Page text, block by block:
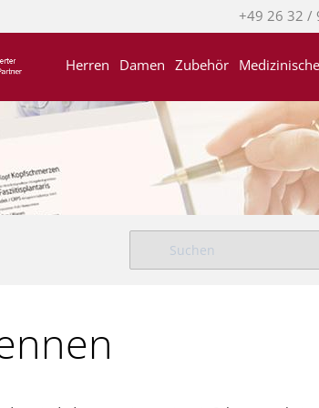
+49 26 32 /
Herren Damen Zubehör